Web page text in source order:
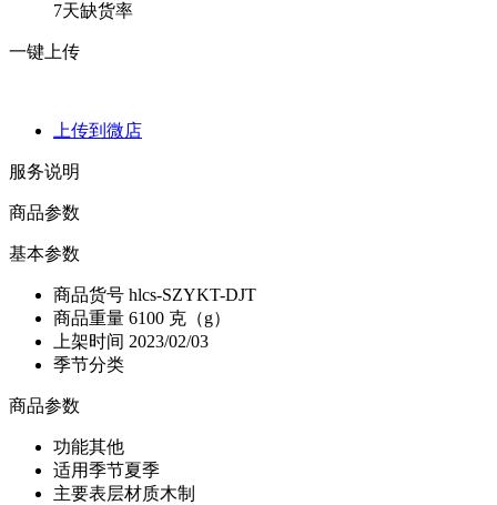
7天缺货率
一键上传
上传到微店
服务说明
商品参数
基本参数
商品货号 hlcs-SZYKT-DJT
商品重量 6100 克（g）
上架时间 2023/02/03
季节分类
商品参数
功能其他
适用季节夏季
主要表层材质木制